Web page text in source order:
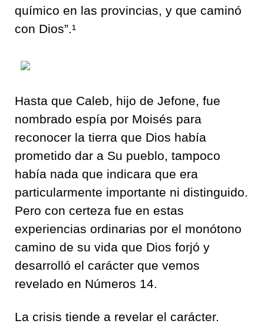
químico en las provincias, y que caminó
con Dios”.¹
Hasta que Caleb, hijo de Jefone, fue
nombrado espía por Moisés para
reconocer la tierra que Dios había
prometido dar a Su pueblo, tampoco
había nada que indicara que era
particularmente importante ni distinguido.
Pero con certeza fue en estas
experiencias ordinarias por el monótono
camino de su vida que Dios forjó y
desarrolló el carácter que vemos
revelado en Números 14.
La crisis tiende a revelar el carácter.